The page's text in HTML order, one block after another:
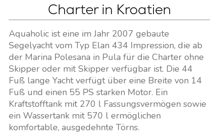
Charter in Kroatien
Aquaholic ist eine im Jahr 2007 gebaute
Segelyacht vom Typ Elan 434 Impression, die ab
der Marina Polesana in Pula für die Charter ohne
Skipper oder mit Skipper verfügbar ist. Die 44
Fuß lange Yacht verfügt über eine Breite von 14
Fuß und einen 55 PS starken Motor. Ein
Kraftstofftank mit 270 l Fassungsvermögen sowie
ein Wassertank mit 570 l ermöglichen
komfortable, ausgedehnte Törns.